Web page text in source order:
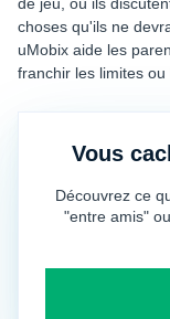
choses qu'ils ne
uMobix aide les
franchir les limites ou
Vous
Découvrez ce
"entre amis"